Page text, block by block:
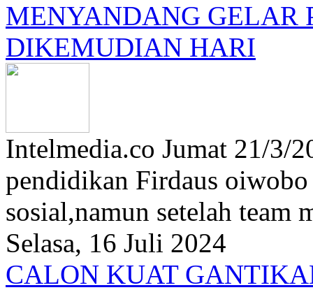
MENYANDANG GELAR
DIKEMUDIAN HARI
Intelmedia.co Jumat 21/3/
pendidikan Firdaus
sosial,namun setelah team
Selasa, 16 Juli 2024
CALON KUAT